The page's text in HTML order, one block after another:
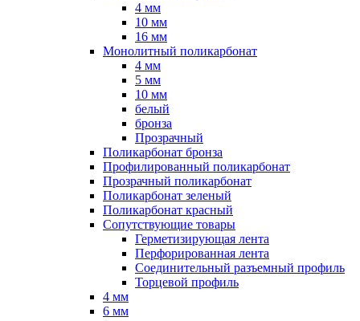
4 мм
10 мм
16 мм
Монолитный поликарбонат
4 мм
5 мм
10 мм
белый
бронза
Прозрачный
Поликарбонат бронза
Профилированный поликарбонат
Прозрачный поликарбонат
Поликарбонат зеленый
Поликарбонат красный
Сопутствующие товары
Герметизирующая лента
Перфорированная лента
Соединительный разъемный профиль
Торцевой профиль
4 мм
6 мм